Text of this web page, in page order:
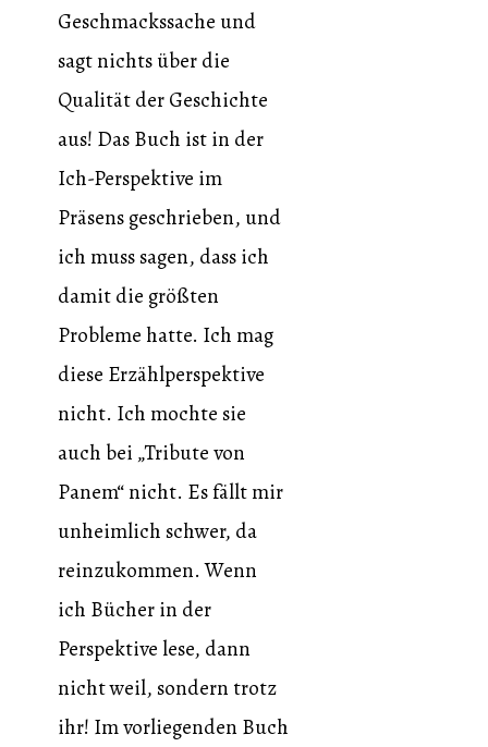
Geschmackssache und
sagt nichts über die
Qualität der Geschichte
aus! Das Buch ist in der
Ich-Perspektive im
Präsens geschrieben, und
ich muss sagen, dass ich
damit die größten
Probleme hatte. Ich mag
diese Erzählperspektive
nicht. Ich mochte sie
auch bei „Tribute von
Panem“ nicht. Es fällt mir
unheimlich schwer, da
reinzukommen. Wenn
ich Bücher in der
Perspektive lese, dann
nicht weil, sondern trotz
ihr! Im vorliegenden Buch